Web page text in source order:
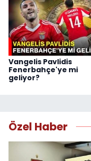
Vangelis Pavlidis
Fenerbahçe'ye mi
geliyor?
Özel Haber